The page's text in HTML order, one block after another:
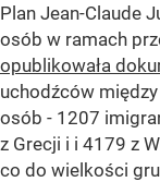
Plan Jean-Claude
osób w ramach
opublikowała
uchodźców
osób - 1207
z Grecji i i 4179 z
co do wielkości